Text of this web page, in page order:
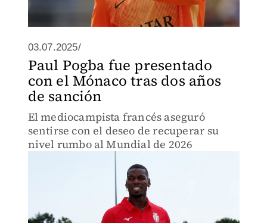
03.07.2025/
Paul Pogba fue presentado
con el Mónaco tras dos años
de sanción
El mediocampista francés aseguró
sentirse con el deseo de recuperar su
nivel rumbo al Mundial de 2026